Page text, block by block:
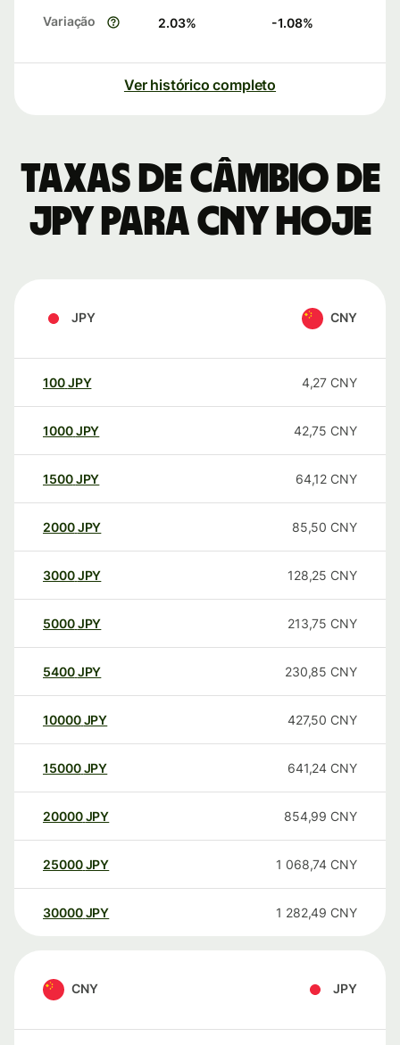
Variação 2.03% -1.08%
Ver histórico completo
Taxas de câmbio de
JPY para CNY hoje
JPY CNY
100JPY 4,27 CNY
1000JPY 42,75 CNY
1500JPY 64,12 CNY
2000JPY 85,50 CNY
3000JPY 128,25 CNY
5000JPY 213,75 CNY
5400JPY 230,85 CNY
10000 JPY 427,50 CNY
15000 JPY 641,24 CNY
20000 JPY 854,99 CNY
25000 JPY 1 068,74 CNY
30000 JPY 1 282,49 CNY
CNY JPY